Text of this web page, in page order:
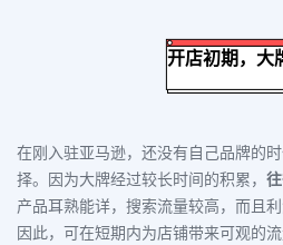
开店初期，大
在刚入驻亚马逊，还没有自己品牌的
择。因为大牌经过较长时间的积累，
产品耳熟能详，搜索流量较高，而且
因此，可在短期内为店铺带来可观的流